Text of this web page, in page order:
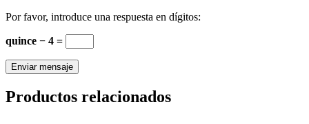
Por favor, introduce una respuesta en dígitos:
quince − 4 =
Productos relacionados